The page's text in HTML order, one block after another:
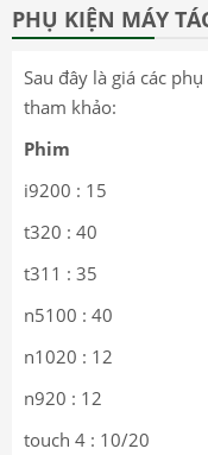
PHỤ KIỆN MÁY
Sau đây là giá các
tham khảo:
Phim
i9200 : 15
t320 : 40
t311 : 35
n5100 : 40
n1020 : 12
n920 : 12
touch 4 : 10/20